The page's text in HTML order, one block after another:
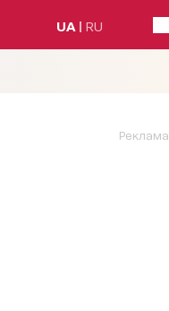
UA RU
Реклама